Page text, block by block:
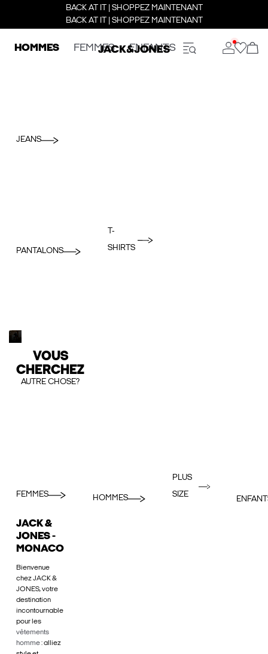
BACK AT IT | SHOPPEZ MAINTENANT
BACK AT IT | SHOPPEZ MAINTENANT
HOMMES FEMMES ENFANTS
JEANS
PANTALONS
T-
SHIRTS
VOUS
CHERCHEZ
AUTRE CHOSE?
FEMMES HOMMES
PLUS
SIZE
JACK &
JONES -
MONACO
Bienvenue
chez JACK &
JONES, votre
destination
incontournable
pour les
vêtements
homme: alliez